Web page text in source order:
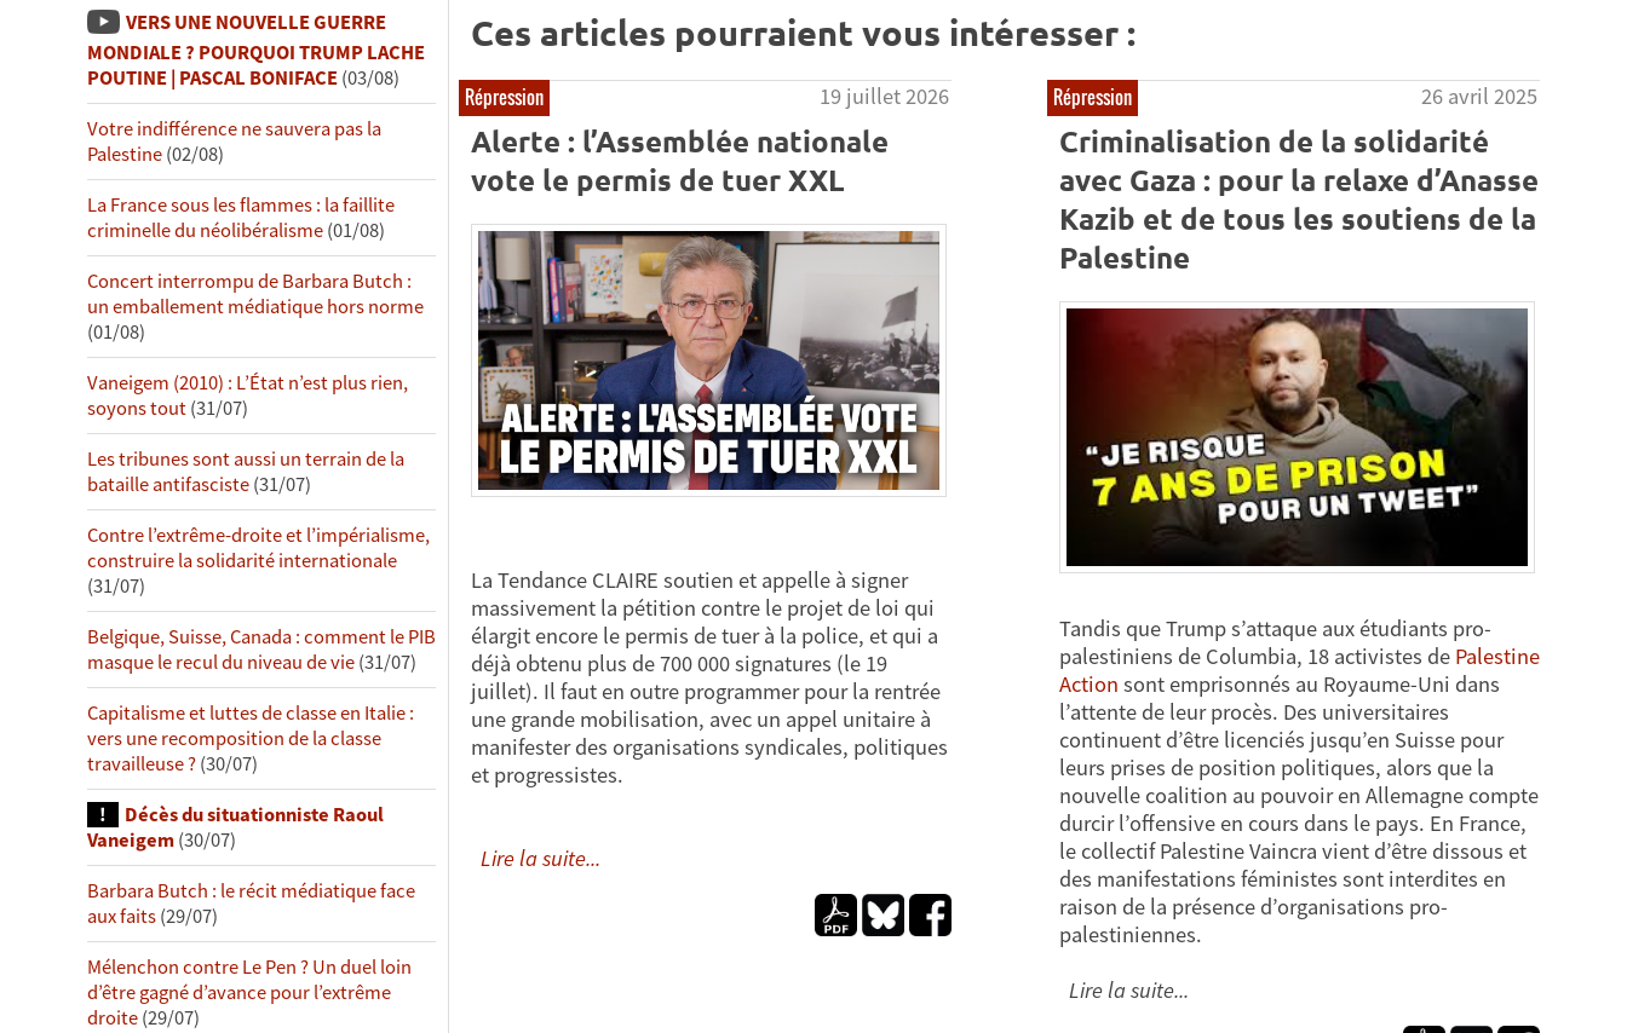
VERS UNE NOUVELLE GUERRE
MONDIALE ? POURQUOI TRUMP LACHE
POUTINE | PASCAL BONIFACE(03/08)
Votre indifférence ne sauvera pas la
Palestine(02/08)
La France sous les flammes : la faillite
criminelle du néolibéralisme(01/08)
Concert interrompu de Barbara Butch :
un emballement médiatique hors norme
(01/08)
Vaneigem (2010) : L’État n’est plus rien,
soyons tout(31/07)
Les tribunes sont aussi un terrain de la
bataille antifasciste(31/07)
Contre l’extrême-droite et l’impérialisme,
construire la solidarité internationale
(31/07)
Belgique, Suisse, Canada : comment le PIB
masque le recul du niveau de vie(31/07)
Capitalisme et luttes de classe en Italie :
vers une recomposition de la classe
travailleuse ?(30/07)
Décès du situationniste Raoul
Vaneigem(30/07)
Barbara Butch : le récit médiatique face
aux faits(29/07)
Mélenchon contre Le Pen ? Un duel loin
d’être gagné d’avance pour l’extrême
droite(29/07)
Ces articles pourraient vous intéresser :
Répression 19 juillet 2026
Alerte : l’Assemblée nationale
vote le permis de tuer XXL
La Tendance CLAIRE soutien et appelle à signer
massivement la pétition contre le projet de loi qui
élargit encore le permis de tuer à la police, et qui a
déjà obtenu plus de 700 000 signatures (le 19
juillet). Il faut en outre programmer pour la rentrée
une grande mobilisation, avec un appel unitaire à
manifester des organisations syndicales, politiques
et progressistes.
Lire la suite...
Répression 26 avril 2025
Criminalisation de la solidarité
avec Gaza : pour la relaxe d’Anasse
Kazib et de tous les soutiens de la
Palestine
Tandis que Trump s’attaque aux étudiants pro-
palestiniens de Columbia, 18 activistes de Palestine
Action sont emprisonnés au Royaume-Uni dans
l’attente de leur procès. Des universitaires
continuent d’être licenciés jusqu’en Suisse pour
leurs prises de position politiques, alors que la
nouvelle coalition au pouvoir en Allemagne compte
durcir l’offensive en cours dans le pays. En France,
le collectif Palestine Vaincra vient d’être dissous et
des manifestations féministes sont interdites en
raison de la présence d’organisations pro-
palestiniennes.
Lire la suite...